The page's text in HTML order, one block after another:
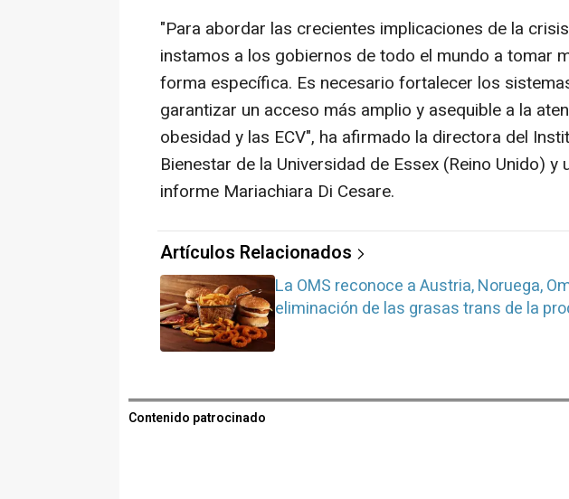
"Para abordar las crecientes implicaciones de la
instamos a los gobiernos de todo el mundo a tomar
forma específica. Es necesario fortalecer los
garantizar un acceso más amplio y asequible a la
obesidad y las ECV", ha afirmado la directora del
Bienestar de la Universidad de Essex (Reino Unido) y
informe Mariachiara Di Cesare.
Artículos Relacionados
La OMS reconoce a Austria, Noruega,
eliminación de las grasas trans de la
Contenido patrocinado